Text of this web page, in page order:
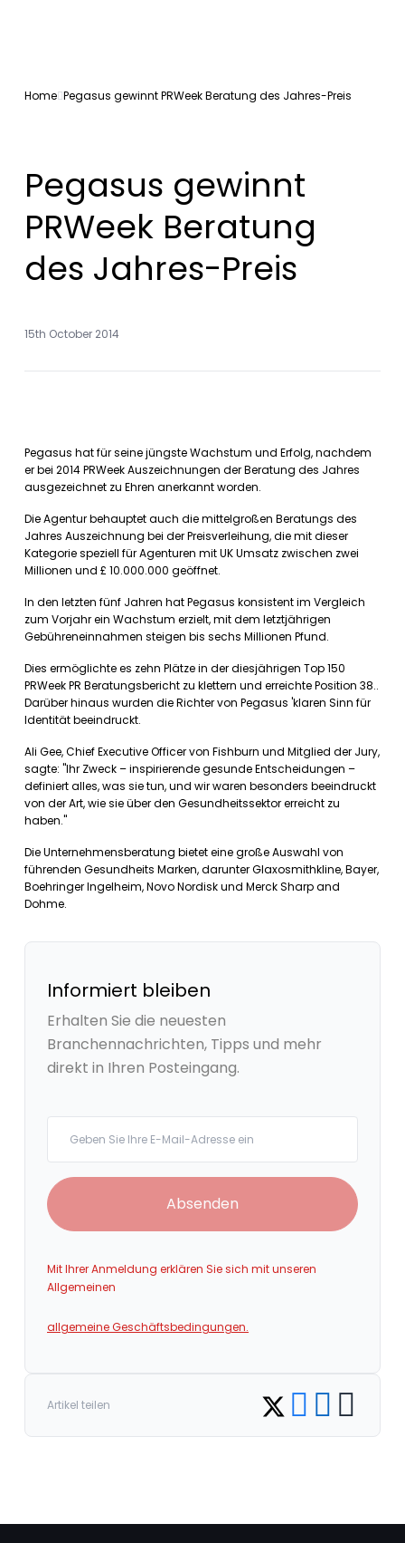
Home Pegasus gewinnt PRWeek Beratung des Jahres-Preis
Pegasus gewinnt
PRWeek Beratung
des Jahres-Preis
15th October 2014
Pegasus hat für seine jüngste Wachstum und Erfolg, nachdem
er bei 2014 PRWeek Auszeichnungen der Beratung des Jahres
ausgezeichnet zu Ehren anerkannt worden.
Die Agentur behauptet auch die mittelgroßen Beratungs des
Jahres Auszeichnung bei der Preisverleihung, die mit dieser
Kategorie speziell für Agenturen mit UK Umsatz zwischen zwei
Millionen und £ 10.000.000 geöffnet.
In den letzten fünf Jahren hat Pegasus konsistent im Vergleich
zum Vorjahr ein Wachstum erzielt, mit dem letztjährigen
Gebühreneinnahmen steigen bis sechs Millionen Pfund.
Dies ermöglichte es zehn Plätze in der diesjährigen Top 150
PRWeek PR Beratungsbericht zu klettern und erreichte Position 38..
Darüber hinaus wurden die Richter von Pegasus 'klaren Sinn für
Identität beeindruckt.
Ali Gee, Chief Executive Officer von Fishburn und Mitglied der Jury,
sagte: "Ihr Zweck – inspirierende gesunde Entscheidungen –
definiert alles, was sie tun, und wir waren besonders beeindruckt
von der Art, wie sie über den Gesundheitssektor erreicht zu
haben."
Die Unternehmensberatung bietet eine große Auswahl von
führenden Gesundheits Marken, darunter Glaxosmithkline, Bayer,
Boehringer Ingelheim, Novo Nordisk und Merck Sharp and
Dohme.
Informiert bleiben
Erhalten Sie die neuesten
Branchennachrichten, Tipps und mehr
direkt in Ihren Posteingang.
Absenden
Mit Ihrer Anmeldung erklären Sie sich mit unseren
Allgemeinen
allgemeine Geschäftsbedingungen.
Artikel teilen Share on Twitter
Share on Facebook
Share on
Copy link